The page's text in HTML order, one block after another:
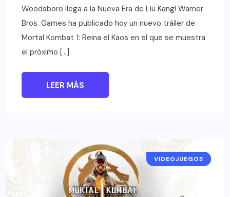
Woodsboro llega a la Nueva Era de Liu Kang! Warner
Bros. Games ha publicado hoy un nuevo tráiler de
Mortal Kombat 1: Reina el Kaos en el que se muestra
el próximo […]
LEER MÁS
RESEÑAS
VIDEOJUEGOS